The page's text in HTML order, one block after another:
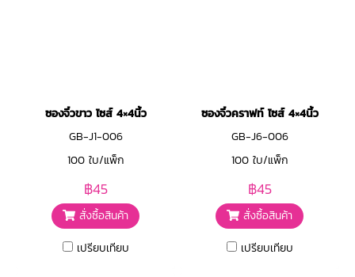
ซองจิ๋วขาว ไซส์ 4×4นิ้ว
GB-J1-006
100 ใบ/แพ็ก
฿45
สั่งซื้อสินค้า
เปรียบเทียบ
ซองจิ๋วคราฟท์ ไซส์ 4×4นิ้ว
GB-J6-006
100 ใบ/แพ็ก
฿45
สั่งซื้อสินค้า
เปรียบเทียบ